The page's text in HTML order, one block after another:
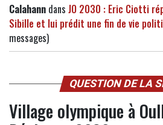
Calahann dans JO 2030 : Eric Ciotti
Sibille et lui prédit une fin de vie
messages)
QUESTION DE LA
Village olympique à